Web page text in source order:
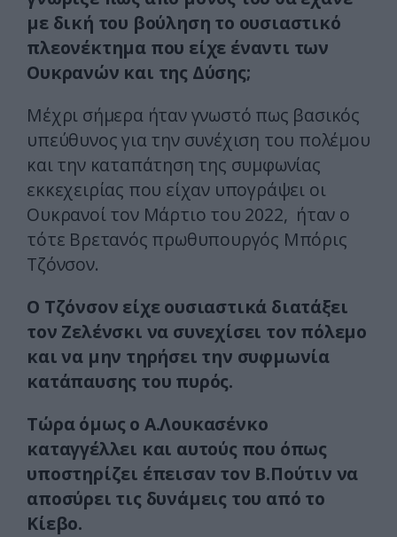
με δική του βούληση το ουσιαστικό
πλεονέκτημα που είχε έναντι των
Ουκρανών και της Δύσης;
Μέχρι σήμερα ήταν γνωστό πως βασικός
υπεύθυνος για την συνέχιση του πολέμου
και την καταπάτηση της συμφωνίας
εκκεχειρίας που είχαν υπογράψει οι
Ουκρανοί τον Μάρτιο του 2022, ήταν ο
τότε Βρετανός πρωθυπουργός Μπόρις
Τζόνσον.
Ο Τζόνσον είχε ουσιαστικά διατάξει
τον Ζελένσκι να συνεχίσει τον πόλεμο
και να μην τηρήσει την συφμωνία
κατάπαυσης του πυρός.
Τώρα όμως ο Α.Λουκασένκο
καταγγέλλει και αυτούς που όπως
υποστηρίζει έπεισαν τον Β.Πούτιν να
αποσύρει τις δυνάμεις του από το
Κίεβο.